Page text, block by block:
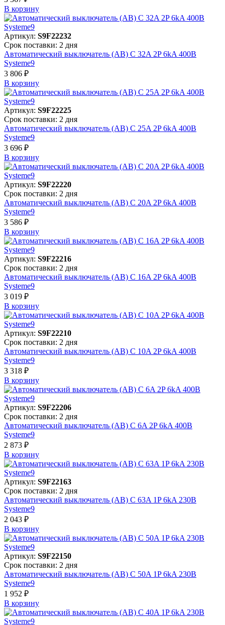
В корзинy
Артикул: S9F22232
Срок поставки: 2 дня
Автоматический выключатель (АВ) C 32A 2P 6kA 400В
Systeme9
3 806 ₽
В корзинy
Артикул: S9F22225
Срок поставки: 2 дня
Автоматический выключатель (АВ) C 25A 2P 6kA 400В
Systeme9
3 696 ₽
В корзинy
Артикул: S9F22220
Срок поставки: 2 дня
Автоматический выключатель (АВ) C 20A 2P 6kA 400В
Systeme9
3 586 ₽
В корзинy
Артикул: S9F22216
Срок поставки: 2 дня
Автоматический выключатель (АВ) C 16A 2P 6kA 400В
Systeme9
3 019 ₽
В корзинy
Артикул: S9F22210
Срок поставки: 2 дня
Автоматический выключатель (АВ) C 10A 2P 6kA 400В
Systeme9
3 318 ₽
В корзинy
Артикул: S9F22206
Срок поставки: 2 дня
Автоматический выключатель (АВ) C 6A 2P 6kA 400В
Systeme9
2 873 ₽
В корзинy
Артикул: S9F22163
Срок поставки: 2 дня
Автоматический выключатель (АВ) C 63A 1P 6kA 230В
Systeme9
2 043 ₽
В корзинy
Артикул: S9F22150
Срок поставки: 2 дня
Автоматический выключатель (АВ) C 50A 1P 6kA 230В
Systeme9
1 952 ₽
В корзинy